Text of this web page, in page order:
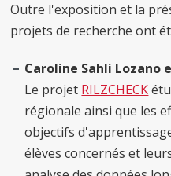
Outre l'exposition et la
projets de recherche ont
Caroline Sahli Lozano
Le projet RILZCHECK
régionale ainsi que les
objectifs
élèves concernés et